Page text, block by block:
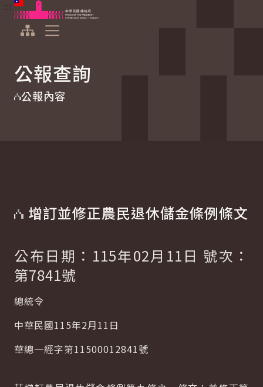
跳到主要內容
中華民國總統府
公報查詢
公報內容
增訂並修正農民退休儲金條例條文
公布日期：115年02月11日 號次：
第7841號
總統令
中華民國115年2月11日
華總一經字第11500012841號